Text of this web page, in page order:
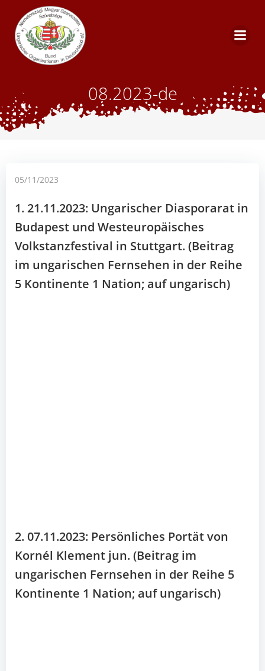
08.2023-de
05/11/2023
1. 21.11.2023: Ungarischer Diasporarat in
Budapest und Westeuropäisches
Volkstanzfestival in Stuttgart. (Beitrag
im ungarischen Fernsehen in der Reihe
5 Kontinente 1 Nation; auf ungarisch)
2. 07.11.2023: Persönliches Portät von
Kornél Klement jun. (Beitrag im
ungarischen Fernsehen in der Reihe 5
Kontinente 1 Nation; auf ungarisch)